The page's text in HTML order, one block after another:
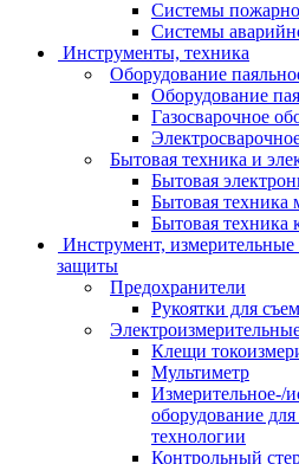
Системы
Системы
Инструменты, техника
Оборудование
Оборудование
Газосварочное
Бытовая техника и
Бытовая
Бытовая техника
Бытовая техника
Инструмент,
защиты
Предохранители
Рукоятки для
Клещи
Мультиметр
Измерительное-/
оборудование
технологии
Контрольный